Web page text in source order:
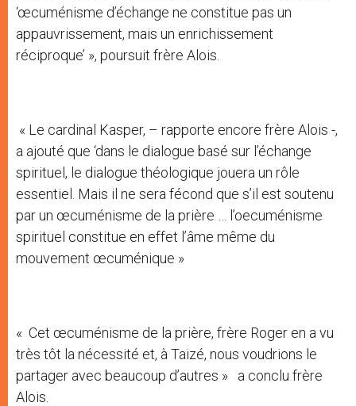
‘œcuménisme d’échange ne constitue pas un
appauvrissement, mais un enrichissement
réciproque’ », poursuit frère Alois.
« Le cardinal Kasper, – rapporte encore frère Alois -,
a ajouté que ‘dans le dialogue basé sur l’échange
spirituel, le dialogue théologique jouera un rôle
essentiel. Mais il ne sera fécond que s’il est soutenu
par un œcuménisme de la prière … l’oecuménisme
spirituel constitue en effet l’âme même du
mouvement œcuménique »
« Cet œcuménisme de la prière, frère Roger en a vu
très tôt la nécessité et, à Taizé, nous voudrions le
partager avec beaucoup d’autres » a conclu frère
Alois.